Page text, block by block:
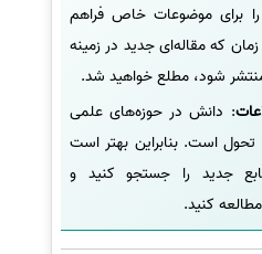
را برای موضوعات خاص فراهم
که مقاله‌ای جدید در زمینه
شود، مطلع خواهید شد.
: دانش در حوزه‌های علمی
تحول است. بنابراین بهتر است
جدید را جستجو کنید و
کنید.